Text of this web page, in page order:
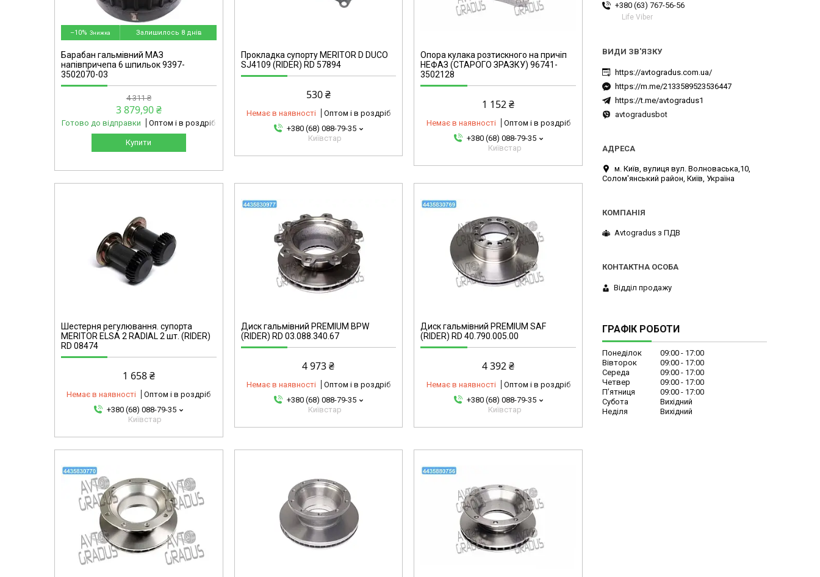
–10% Залишилось 8 днів
Барабан гальмівний МАЗ
напівпричепа 6 шпильок 9397-
3502070-03
4 311 ₴
3 879,90 ₴
Готово до відправки Оптом і в роздріб
Купити
44351235252-omg
Прокладка супорту MERITOR D DUCO
SJ4109 (RIDER) RD 57894
530 ₴
Немає в наявності
Оптом і в роздріб
+380 (68) 088-79-35
Київстар
Опора кулака розтискного на причіп
НЕФАЗ (СТАРОГО ЗРАЗКУ) 96741-
3502128
1 152 ₴
Немає в наявності
Оптом і в роздріб
+380 (68) 088-79-35
Київстар
Шестерня регулювання. супорта
MERITOR ELSA 2 RADIAL 2 шт. (RIDER)
RD 08474
1 658 ₴
Немає в наявності
Оптом і в роздріб
+380 (68) 088-79-35
Київстар
4435830977-omg
Диск гальмівний PREMIUM BPW
(RIDER) RD 03.088.340.67
4 973 ₴
Немає в наявності
Оптом і в роздріб
+380 (68) 088-79-35
Київстар
4435830769-omg
Диск гальмівний PREMIUM SAF
(RIDER) RD 40.790.005.00
4 392 ₴
Немає в наявності
Оптом і в роздріб
+380 (68) 088-79-35
Київстар
4435880775-omg
+380 (63) 767-56-56
Life Viber
https://avtogradus.com.ua/
https://m.me/2133589523536447
https://t.me/avtogradus1
avtogradusbot
м. Київ, вулиця вул. Волноваська,10,
Солом'янський район, Київ, Україна
Avtogradus з ПДВ
Відділ продажу
ГРАФІК РОБОТИ
Понеділок 09:00
17:00
Вівторок
09:00
17:00
Середа
09:00
17:00
Четвер
09:00
17:00
Пʼятниця
09:00
17:00
Субота
Вихідний
Неділя
Вихідний